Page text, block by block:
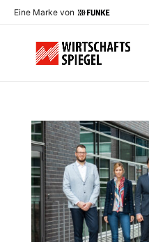
Eine Marke von